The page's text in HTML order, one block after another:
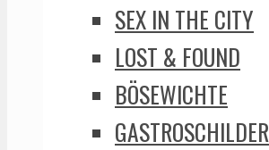
SEX IN THE CITY
LOST & FOUND
BÖSEWICHTE
GASTROSCHILDER